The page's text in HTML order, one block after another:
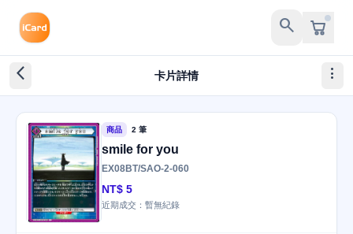
search
arrow_back_ios_new 卡片詳情 more_vert
商品 2 筆
smile for you
EX08BT/SAO-2-060
NT$ 5
近期成交：暫無紀錄